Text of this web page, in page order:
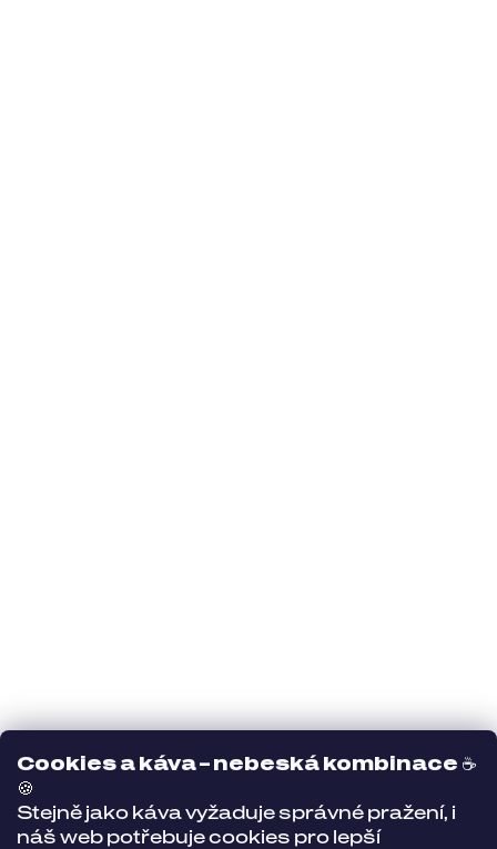
Cookies a káva – nebeská kombinace ☕
🍪
Stejně jako káva vyžaduje správné pražení, i
náš web potřebuje cookies pro lepší